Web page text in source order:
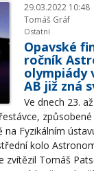
29.03.2022 10:48
Tomáš Gráf
Ostatní
Opavské
ročník
olympiády
AB již zná
Ve dnech 23.
Fyzikálním
kolo
zvítězil Tomáš